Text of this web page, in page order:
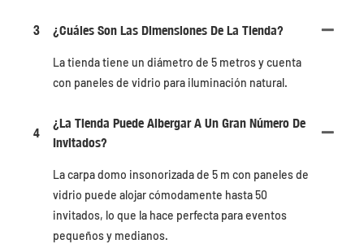
3 ¿Cuáles Son Las Dimensiones De La Tienda?
La tienda tiene un diámetro de 5 metros y cuenta
con paneles de vidrio para iluminación natural.
4
¿La Tienda Puede Albergar A Un Gran Número De
Invitados?
La carpa domo insonorizada de 5 m con paneles de
vidrio puede alojar cómodamente hasta 50
invitados, lo que la hace perfecta para eventos
pequeños y medianos.